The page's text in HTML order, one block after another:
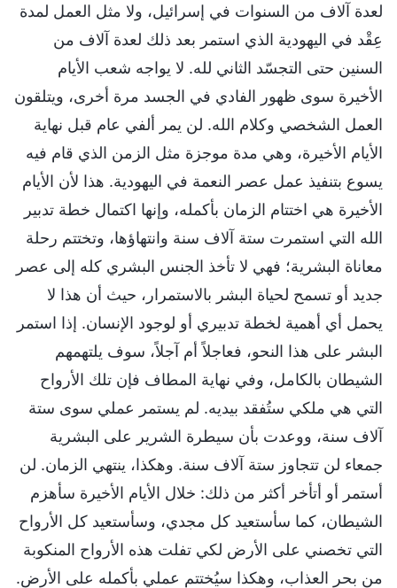
لعدة آلاف من السنوات في إسرائيل، ولا مثل العمل لمدة
عِقْد في اليهودية الذي استمر بعد ذلك لعدة آلاف من
السنين حتى التجسّد الثاني لله. لا يواجه شعب الأيام
الأخيرة سوى ظهور الفادي في الجسد مرة أخرى، ويتلقون
العمل الشخصي وكلام الله. لن يمر ألفي عام قبل نهاية
الأيام الأخيرة، وهي مدة موجزة مثل الزمن الذي قام فيه
يسوع بتنفيذ عمل عصر النعمة في اليهودية. هذا لأن الأيام
الأخيرة هي اختتام الزمان بأكمله، وإنها اكتمال خطة تدبير
الله التي استمرت ستة آلاف سنة وانتهاؤها، وتختتم رحلة
معاناة البشرية؛ فهي لا تأخذ الجنس البشري كله إلى عصر
جديد أو تسمح لحياة البشر بالاستمرار، حيث أن هذا لا
يحمل أي أهمية لخطة تدبيري أو لوجود الإنسان. إذا استمر
البشر على هذا النحو، فعاجلاً أم آجلاً، سوف يلتهمهم
الشيطان بالكامل، وفي نهاية المطاف فإن تلك الأرواح
التي هي ملكي ستُفقد بيديه. لم يستمر عملي سوى ستة
آلاف سنة، ووعدت بأن سيطرة الشرير على البشرية
جمعاء لن تتجاوز ستة آلاف سنة. وهكذا، ينتهي الزمان. لن
أستمر أو أتأخر أكثر من ذلك: خلال الأيام الأخيرة سأهزم
الشيطان، كما سأستعيد كل مجدي، وسأستعيد كل الأرواح
التي تخصني على الأرض لكي تفلت هذه الأرواح المنكوبة
من بحر العذاب، وهكذا سيُختتم عملي بأكمله على الأرض.